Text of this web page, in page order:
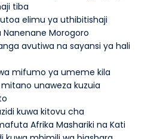
tiba
elimu ya uthibitishaji
Morogoro
avutiwa na sayansi ya hali
wa mifumo ya umeme kila
unaweza kuzuia
kuwa kitovu cha
Afrika Mashariki na Kati